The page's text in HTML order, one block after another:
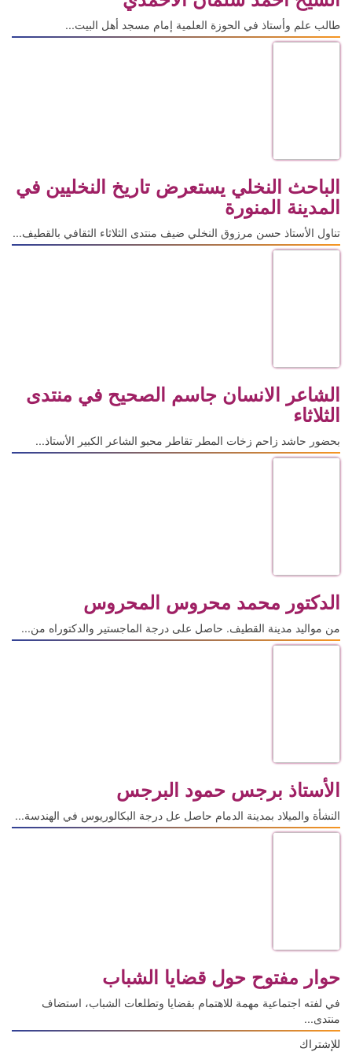
طالب علم وأستاذ في الحوزة العلمية إمام مسجد أهل البيت...
الباحث النخلي يستعرض تاريخ النخليين في
المدينة المنورة
تناول الأستاذ حسن مرزوق النخلي ضيف منتدى الثلاثاء الثقافي بالقطيف...
الشاعر الانسان جاسم الصحيح في منتدى
الثلاثاء
بحضور حاشد زاحم زخات المطر تقاطر محبو الشاعر الكبير الأستاذ...
الدكتور محمد محروس المحروس
من مواليد مدينة القطيف. حاصل على درجة الماجستير والدكتوراه من...
الأستاذ برجس حمود البرجس
النشأة والميلاد بمدينة الدمام حاصل عل درجة البكالوريوس في الهندسة...
حوار مفتوح حول قضايا الشباب
في لفته اجتماعية مهمة للاهتمام بقضايا وتطلعات الشباب، استضاف
منتدى...
للإشتراك